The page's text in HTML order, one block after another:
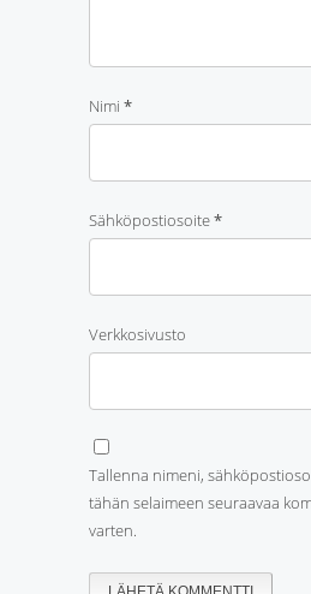
Nimi *
Sähköpostiosoite*
Verkkosivusto
Tallenna nimeni,
tähän selaimeen seuraavaa
varten.